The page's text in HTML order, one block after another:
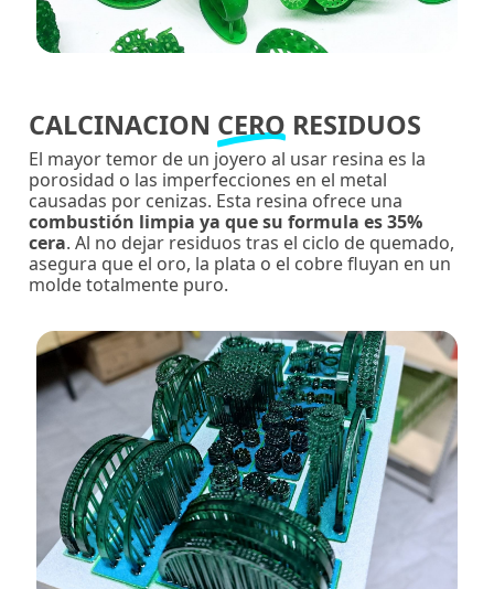
CALCINACION CERO RESIDUOS
El mayor temor de un joyero al usar resina es la
porosidad o las imperfecciones en el metal
causadas por cenizas. Esta resina ofrece una
combustión limpia ya que su formula es 35%
cera. Al no dejar residuos tras el ciclo de quemado,
asegura que el oro, la plata o el cobre fluyan en un
molde totalmente puro.